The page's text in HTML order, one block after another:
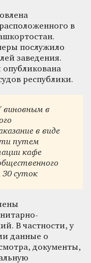
в
послужило
заведения.
республики.
в
в виде
путем
кафе
30 суток
В частности, у
данные о
документы,